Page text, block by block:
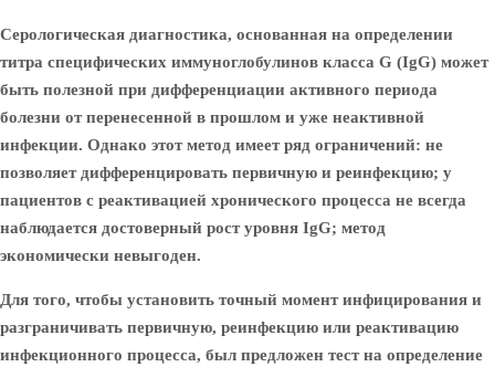
Серологическая диагностика, основанная на определении
титра специфических иммуноглобулинов класса G (IgG) может
быть полезной при дифференциации активного периода
болезни от перенесенной в прошлом и уже неактивной
инфекции. Однако этот метод имеет ряд ограничений: не
позволяет дифференцировать первичную и реинфекцию; у
пациентов с реактивацией хронического процесса не всегда
наблюдается достоверный рост уровня IgG; метод
экономически невыгоден.
Для того, чтобы установить точный момент инфицирования и
разграничивать первичную, реинфекцию или реактивацию
инфекционного процесса, был предложен тест на определение